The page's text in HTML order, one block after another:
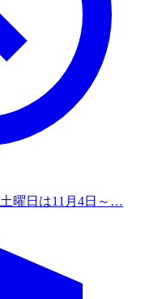
曜日は11月4日～…